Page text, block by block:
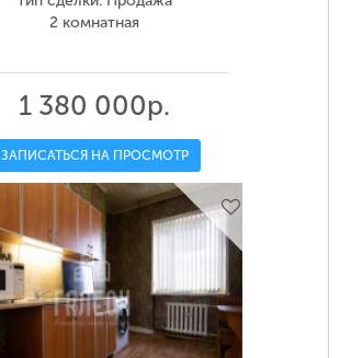
2 комнатная
1 380 000р.
ЗАПИСАТЬСЯ НА ПРОСМОТР